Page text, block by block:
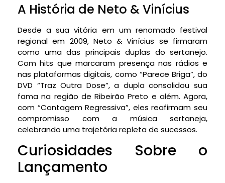
A História de Neto & Vinícius
Desde a sua vitória em um renomado festival
regional em 2009, Neto & Vinícius se firmaram
como uma das principais duplas do sertanejo.
Com hits que marcaram presença nas rádios e
nas plataformas digitais, como “Parece Briga”, do
DVD “Traz Outra Dose”, a dupla consolidou sua
fama na região de Ribeirão Preto e além. Agora,
com “Contagem Regressiva”, eles reafirmam seu
compromisso com a música sertaneja,
celebrando uma trajetória repleta de sucessos.
Curiosidades Sobre o
Lançamento